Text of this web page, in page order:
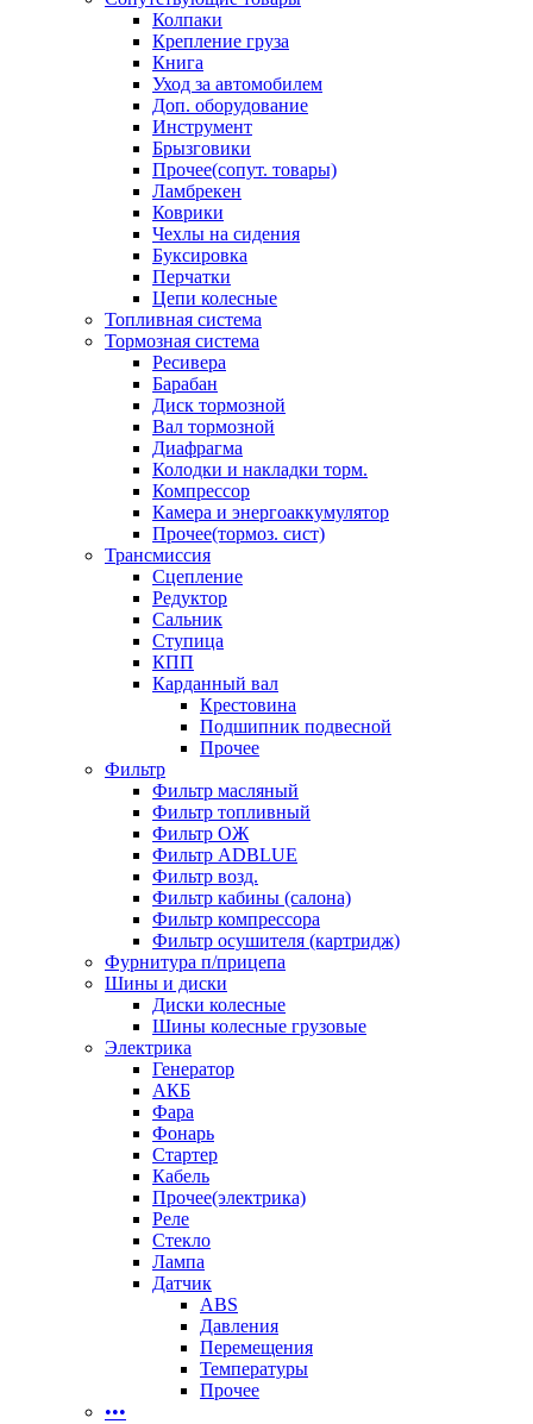
Колпаки
Крепление груза
Книга
Уход за автомобилем
Доп. оборудование
Инструмент
Брызговики
Прочее(сопут. товары)
Ламбрекен
Коврики
Чехлы на сидения
Буксировка
Перчатки
Цепи колесные
Топливная система
Тормозная система
Ресивера
Барабан
Диск тормозной
Вал тормозной
Диафрагма
Колодки и накладки торм.
Компрессор
Камера и энергоаккумулятор
Прочее(тормоз. сист)
Трансмиссия
Сцепление
Редуктор
Сальник
Ступица
КПП
Карданный вал
Крестовина
Подшипник подвесной
Прочее
Фильтр
Фильтр масляный
Фильтр топливный
Фильтр ОЖ
Фильтр ADBLUE
Фильтр возд.
Фильтр кабины (салона)
Фильтр компрессора
Фильтр осушителя (картридж)
Фурнитура п/прицепа
Шины и диски
Диски колесные
Шины колесные грузовые
Электрика
Генератор
АКБ
Фара
Фонарь
Стартер
Кабель
Прочее(электрика)
Реле
Стекло
Лампа
Датчик
ABS
Давления
Перемещения
Температуры
Прочее
•••